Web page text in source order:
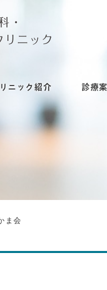
ニック紹介 診療
ま会